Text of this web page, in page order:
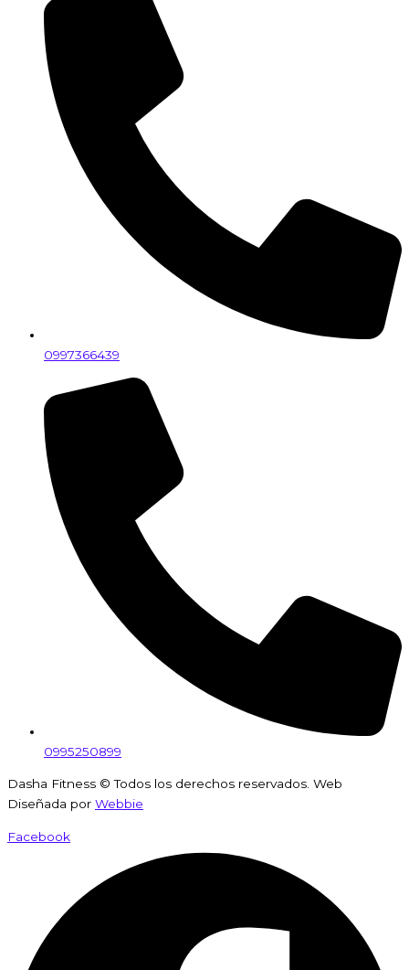
0997366439
0995250899
Dasha Fitness © Todos los derechos reservados. Web
Diseñada por Webbie
Facebook